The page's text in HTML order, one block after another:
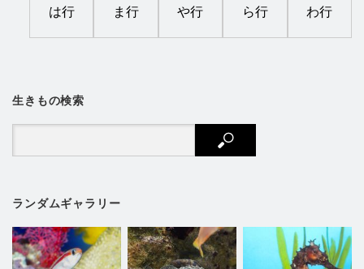
は行 ま行 や行 ら行 わ行
生きもの検索
ランダムギャラリー